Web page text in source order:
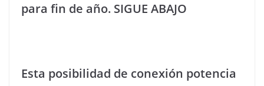
para fin de año. SIGUE ABAJO
Esta posibilidad de conexión potencia